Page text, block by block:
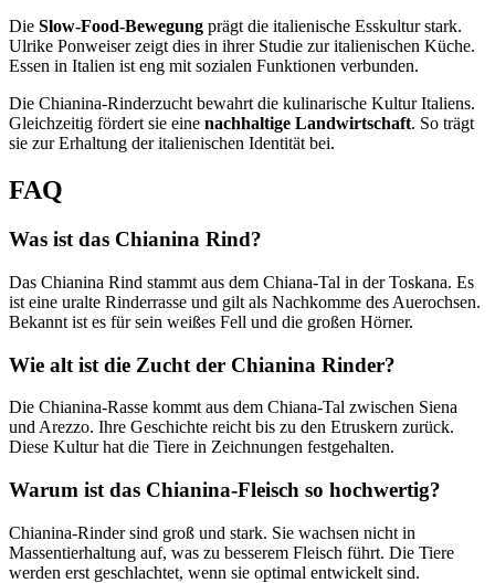
Die Slow-Food-Bewegung prägt die italienische Esskultur stark.
Ulrike Ponweiser zeigt dies in ihrer Studie zur italienischen Küche.
Essen in Italien ist eng mit sozialen Funktionen verbunden.
Die Chianina-Rinderzucht bewahrt die kulinarische Kultur Italiens.
Gleichzeitig fördert sie eine nachhaltige Landwirtschaft. So trägt
sie zur Erhaltung der italienischen Identität bei.
FAQ
Was ist das Chianina Rind?
Das Chianina Rind stammt aus dem Chiana-Tal in der Toskana. Es
ist eine uralte Rinderrasse und gilt als Nachkomme des Auerochsen.
Bekannt ist es für sein weißes Fell und die großen Hörner.
Wie alt ist die Zucht der Chianina Rinder?
Die Chianina-Rasse kommt aus dem Chiana-Tal zwischen Siena
und Arezzo. Ihre Geschichte reicht bis zu den Etruskern zurück.
Diese Kultur hat die Tiere in Zeichnungen festgehalten.
Warum ist das Chianina-Fleisch so hochwertig?
Chianina-Rinder sind groß und stark. Sie wachsen nicht in
Massentierhaltung auf, was zu besserem Fleisch führt. Die Tiere
werden erst geschlachtet, wenn sie optimal entwickelt sind.